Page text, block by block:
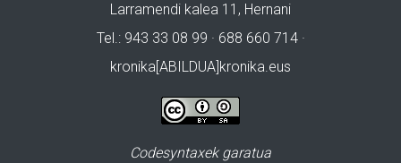
Larramendi kalea 11, Hernani
Tel.: 943 33 08 99 · 688 660 714 ·
kronika[ABILDUA]kronika.eus
Codesyntaxek garatua